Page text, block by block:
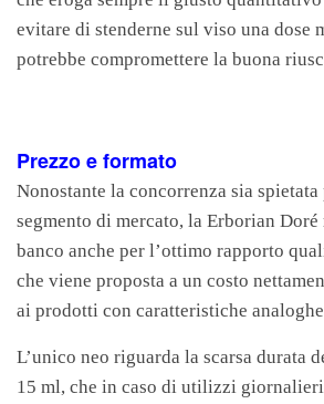
evitare di stenderne sul viso una dose
potrebbe compromettere la buona
Prezzo e formato
Nonostante la concorrenza sia spietata
segmento di mercato, la Erborian Doré
banco anche per l’ottimo rapporto
che viene proposta a un costo
ai prodotti con caratteristiche
L’unico neo riguarda la scarsa durata
15 ml, che in caso di utilizzi